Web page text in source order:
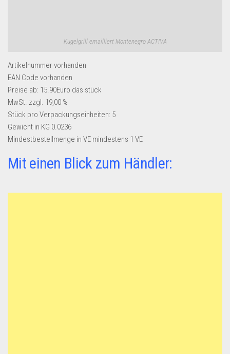
Kugelgrill emailliert Montenegro ACTIVA
Artikelnummervorhanden
EAN Code vorhanden
Preise ab: 15.90Euro das stück
MwSt. zzgl. 19,00 %
Stück pro Verpackungseinheiten: 5
Gewicht in KG 0.0236
Mindestbestellmenge in VE mindestens 1 VE
Mit einen Blick zum Händler: